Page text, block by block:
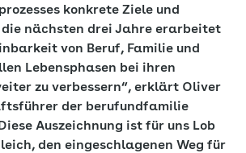
konkrete Ziele und
die nächsten drei Jahre erarbeitet
von Beruf, Familie und
Lebensphasen bei ihren
zu verbessern“, erklärt Oliver
der berufundfamilie
Auszeichnung ist für uns Lob
den eingeschlagenen Weg für